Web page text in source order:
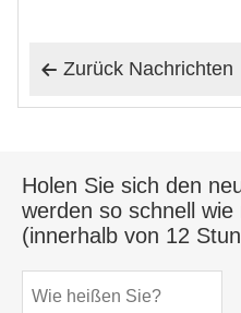
 Zurück Nachrichten
Holen Sie sich den
werden so schnell
(innerhalb von 12